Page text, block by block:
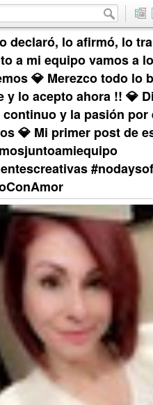
declaró, lo afirmó, lo
a mi equipo vamos a
💎 Merezco todo lo
y lo acepto ahora !! 💎
y la pasión por
💎 Mi primer post de